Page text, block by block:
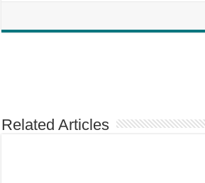
Related Articles